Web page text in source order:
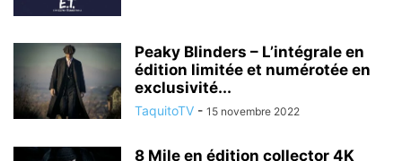
Peaky Blinders – L’intégrale en
édition limitée et numérotée en
exclusivité...
TaquitoTV - 15 novembre 2022
8 Mile en édition collector 4K